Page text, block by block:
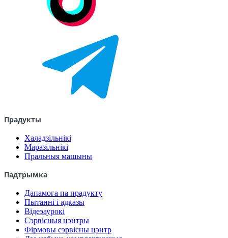
Прадукты
Халадзільнікі
Маразільнікі
Пральныя машыны
Падтрымка
Дапамога па прадукту
Пытанні і адказы
Відеэаурокі
Сэрвісныя цэнтры
Фірмовы сэрвісны цэнтр